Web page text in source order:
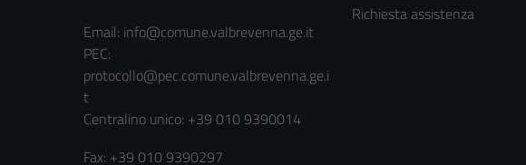
Email: info@comune.valbrevenna.ge.it
PEC:
protocollo@pec.comune.valbrevenna.ge.i
t
Centralino unico: +39 010 9390014
Fax: +39 010 9390297
Richiesta assistenza